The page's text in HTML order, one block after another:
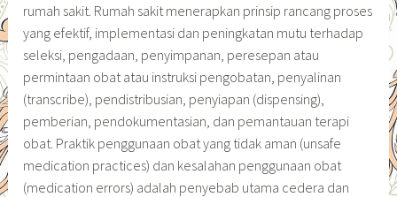
rumah sakit. Rumah sakit menerapkan prinsip rancang proses
yang efektif, implementasi dan peningkatan mutu terhadap
seleksi, pengadaan, penyimpanan, peresepan atau
permintaan obat atau instruksi pengobatan, penyalinan
(transcribe), pendistribusian, penyiapan (dispensing),
pemberian, pendokumentasian, dan pemantauan terapi
obat. Praktik penggunaan obat yang tidak aman (unsafe
medication practices) dan kesalahan penggunaan obat
(medication errors) adalah penyebab utama cedera dan